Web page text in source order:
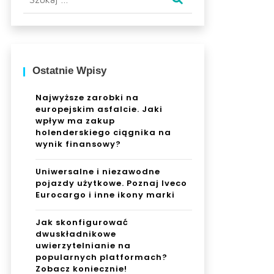
Ostatnie Wpisy
Najwyższe zarobki na
europejskim asfalcie. Jaki
wpływ ma zakup
holenderskiego ciągnika na
wynik finansowy?
Uniwersalne i niezawodne
pojazdy użytkowe. Poznaj Iveco
Eurocargo i inne ikony marki
Jak skonfigurować
dwuskładnikowe
uwierzytelnianie na
popularnych platformach?
Zobacz koniecznie!